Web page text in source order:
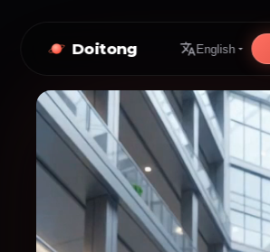
Doitong English